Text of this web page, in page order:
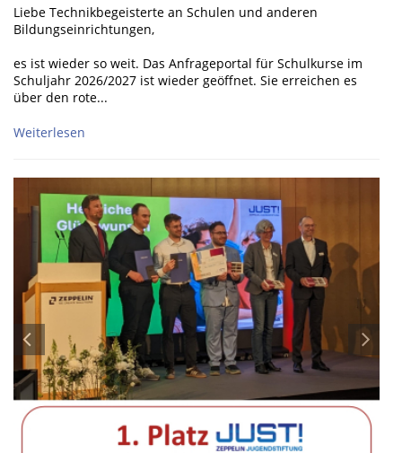
Liebe Technikbegeisterte an Schulen und anderen
Bildungseinrichtungen,
es ist wieder so weit. Das Anfrageportal für Schulkurse im
Schuljahr 2026/2027 ist wieder geöffnet. Sie erreichen es
über den rote...
Weiterlesen